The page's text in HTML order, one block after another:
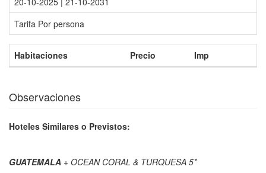
Tarifa Por persona
Habitaciones Precio Imp
Observaciones
Hoteles Similares o Previstos:
GUATEMALA + OCEAN CORAL & TURQUESA 5*